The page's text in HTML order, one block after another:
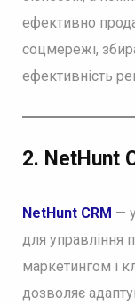
ефективно
соцмережі,
ефективність
2. NetHunt
NetHunt CRM —
для управління
маркетингом і
дозволяє